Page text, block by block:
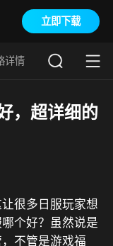
立即下载
详情
，超详细的
很多日服玩家想
个好？虽然说是
不管是游戏福